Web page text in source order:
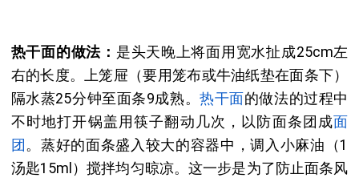
热干面的做法： 是头天晚上将面用宽水扯成25cm左
右的长度。上笼屉（要用笼布或牛油纸垫在面条下）
隔水蒸25分钟至面条9成熟。热干面的做法的过程中
不时地打开锅盖用筷子翻动几次，以防面条团成面
团 。蒸好的面条盛入较大的容器中，调入小麻油（1
汤匙15ml）搅拌均匀晾凉。这一步是为了防止面条风